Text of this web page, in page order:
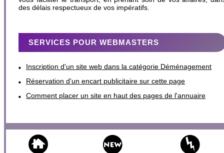
des délais respectueux de vos impératifs.
SERVICES POUR WEBMASTERS
Inscription d'un site web dans la catégorie Déménagement
Réservation d'un encart publicitaire sur cette page
Comment placer un site en haut des pages de l'annuaire